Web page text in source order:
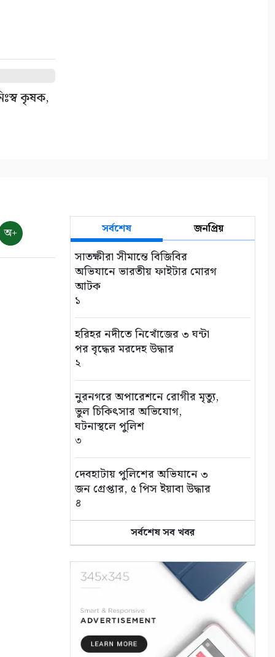
কৃষক,
অ+ সর্বশেষ জনপ্রিয়
সাতক্ষীরা সীমান্তে বিজিবির
অভিযানে ভারতীয় ফাইটার মোরগ
আটক
১
হরিহর নদীতে নিখোঁজের ৩ ঘন্টা
পর বৃদ্ধের মরদেহ উদ্ধার
২
নুরনগরে অপারেশনে রোগীর মৃত্যু,
ভুল চিকিৎসার অভিযোগ,
ঘটনাস্থলে পুলিশ
৩
দেবহাটায় পুলিশের অভিযানে ৩
জন গ্রেপ্তার, ৫ পিস ইয়াবা উদ্ধার
৪
জন্মের পর থেকেই জটিলতায় ভুগছে
শিশু রায়য়ান, পাশে দাঁড়ালেন
আলফা
৫
সুন্দরবন বন্ধ, তবু সুন্দরবনের স্বাদ
মিলছে আকাশনীলায়
৬
সর্বশেষ সব খবর